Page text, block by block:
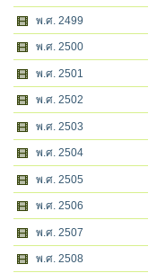
พ.ศ. 2499
พ.ศ. 2500
พ.ศ. 2501
พ.ศ. 2502
พ.ศ. 2503
พ.ศ. 2504
พ.ศ. 2505
พ.ศ. 2506
พ.ศ. 2507
พ.ศ. 2508